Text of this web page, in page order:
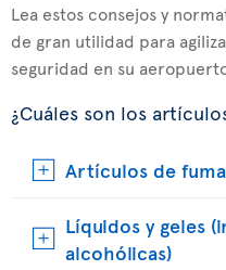
Lea estos consejos y
de gran utilidad para
seguridad en su
¿Cuáles son los
Artículos de
Líquidos y geles
alcohólicas)